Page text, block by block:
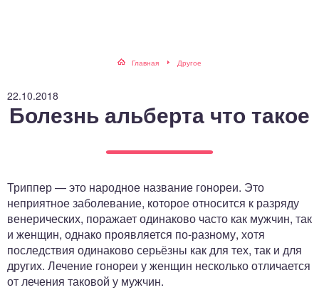
Главная Другое
22.10.2018
Болезнь альберта что такое
Триппер — это народное название гонореи. Это
неприятное заболевание, которое относится к разряду
венерических, поражает одинаково часто как мужчин, так
и женщин, однако проявляется по-разному, хотя
последствия одинаково серьёзны как для тех, так и для
других. Лечение гонореи у женщин несколько отличается
от лечения таковой у мужчин.
отдел